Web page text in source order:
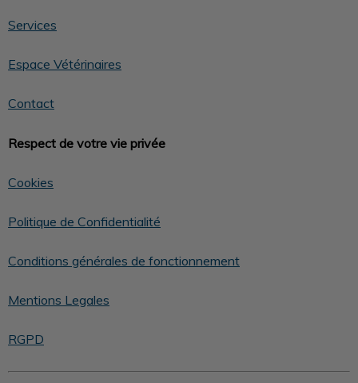
Services
Espace Vétérinaires
Contact
Respect de votre vie privée
Cookies
Politique de Confidentialité
Conditions générales de fonctionnement
Mentions Legales
RGPD